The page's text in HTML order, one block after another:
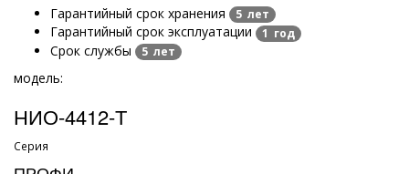
Гарантийный срок хранения 5 лет
Гарантийный срок эксплуатации 1 год
Срок службы 5 лет
модель:
НИО-4412-Т
Серия